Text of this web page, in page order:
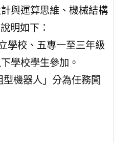
與運算思維、機械結構
明如下：
學校、五專一至三年級
學校學生參加。
機器人」分為任務闖